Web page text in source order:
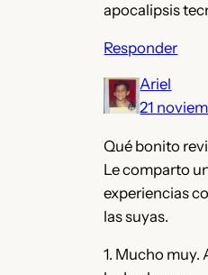
apocalipsis
Responder
Ariel
21
Qué bonito
Le comparto
experiencias
las suyas.
1. Mucho muy.